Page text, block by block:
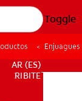
Toggle
AR (ES)